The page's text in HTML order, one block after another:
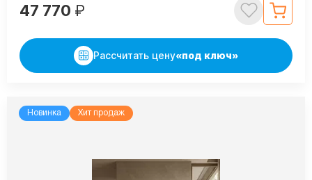
47 770 ₽
Рассчитать цену«под ключ»
Новинка Хит продаж